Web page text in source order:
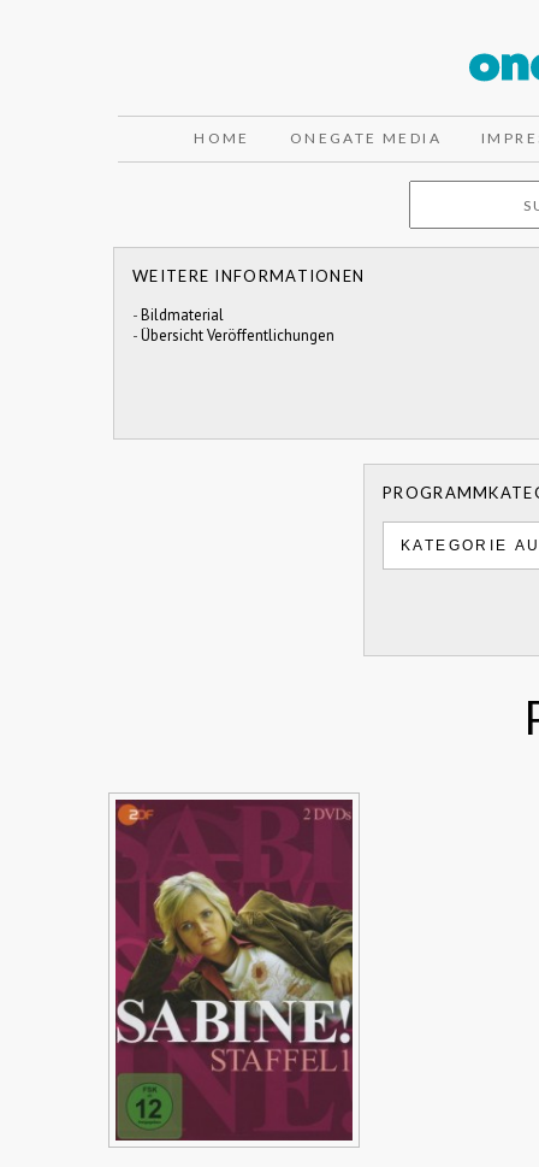
HOME ONEGATE MEDIA
WEITERE INFORMATIONEN
-Bildmaterial
-Übersicht Veröffentlichungen